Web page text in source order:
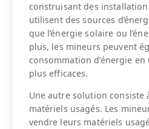
construisant des
utilisent des sources
que l’énergie solaire ou
plus, les mineurs peuvent
consommation d’énergie
plus efficaces.
Une autre solution consiste
matériels usagés. Les
vendre leurs matériels